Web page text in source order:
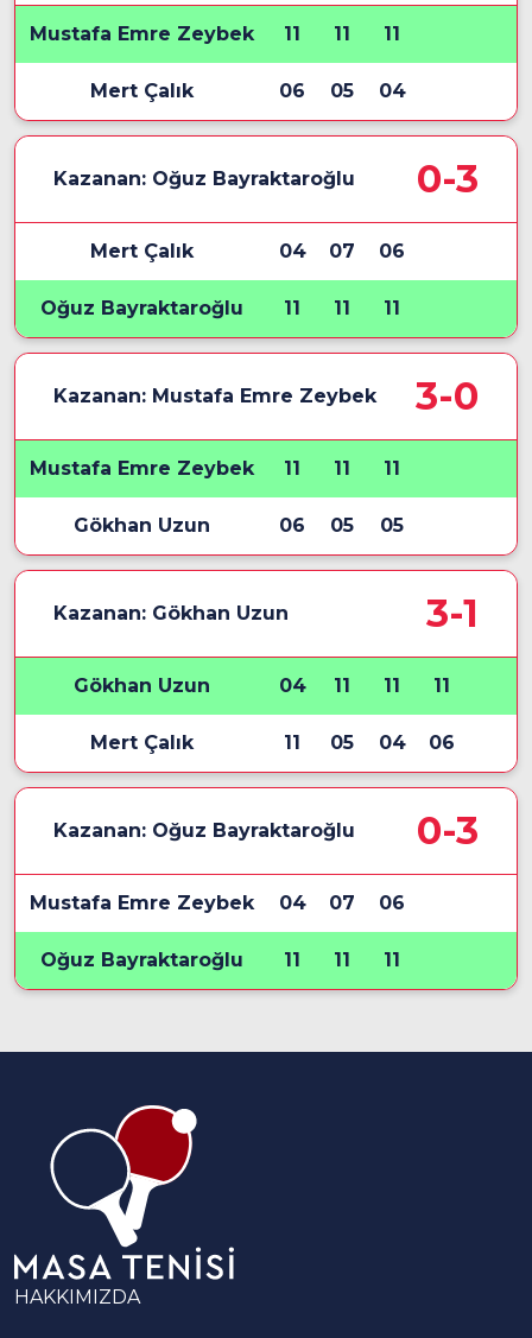
Mustafa Emre Zeybek 11 11 11
Mert Çalık 06 05 04
Kazanan: Oğuz Bayraktaroğlu 0-3
Mert Çalık 04 07 06
Oğuz Bayraktaroğlu 11 11 11
Kazanan: Mustafa Emre Zeybek 3-0
Mustafa Emre Zeybek 11 11 11
Gökhan Uzun 06 05 05
Kazanan: Gökhan Uzun 3-1
Gökhan Uzun 04 11 11 11
Mert Çalık 11 05 04 06
Kazanan: Oğuz Bayraktaroğlu 0-3
Mustafa Emre Zeybek 04 07 06
Oğuz Bayraktaroğlu 11 11 11
HAKKIMIZDA